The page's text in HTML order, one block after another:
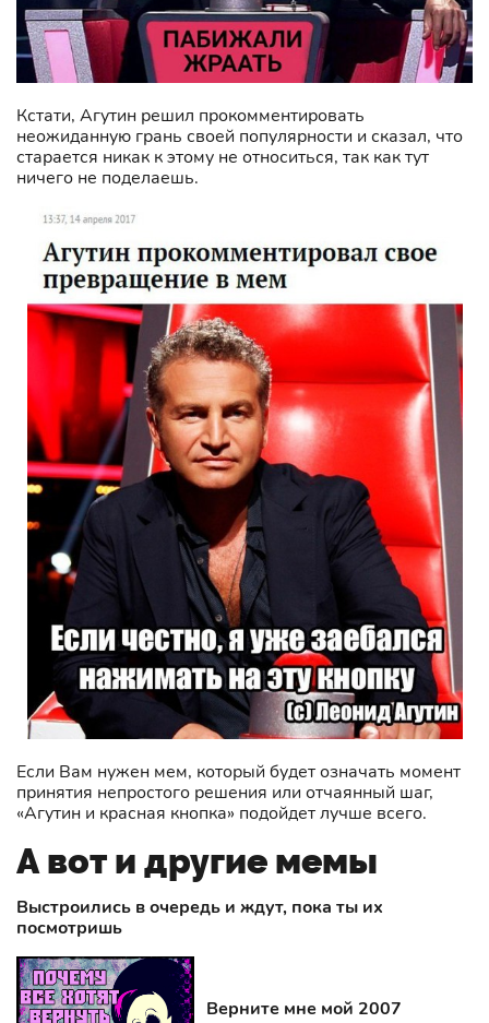
Кстати, Агутин решил прокомментировать
неожиданную грань своей популярности и сказал, что
старается никак к этому не относиться, так как тут
ничего не поделаешь.
Если Вам нужен мем, который будет означать момент
принятия непростого решения или отчаянный шаг,
«Агутин и красная кнопка» подойдет лучше всего.
А вот и другие мемы
Выстроились в очередь и ждут, пока ты их
посмотришь
Верните мне мой 2007